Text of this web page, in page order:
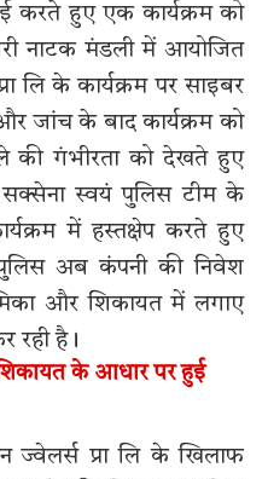
करते हुए एक कार्यक्रम को
नाटक मंडली में आयोजित
लि के कार्यक्रम पर साइबर
जांच के बाद कार्यक्रम को
की गंभीरता को देखते हुए
सक्सेना स्वयं पुलिस टीम के
में हस्तक्षेप करते हुए
अब कंपनी की निवेश
और शिकायत में लगाए
रही है।
के आधार पर हुई
ज्वेलर्स प्रा लि के खिलाफ